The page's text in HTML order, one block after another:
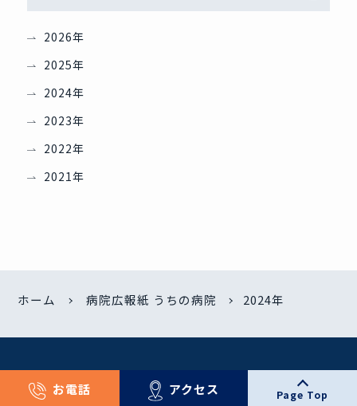
お電話 アクセス Page Top
2026年
2025年
2024年
2023年
2022年
2021年
ホーム 病院広報紙 うちの病院 2024年